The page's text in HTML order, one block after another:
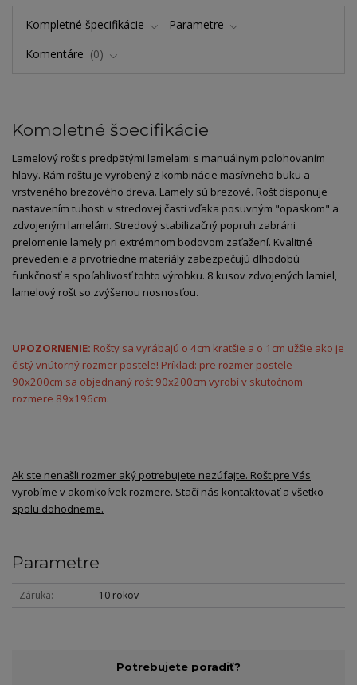
Kompletné špecifikácie
Parametre
Komentáre
0
Kompletné špecifikácie
Lamelový rošt s predpätými lamelami s manuálnym polohovaním
hlavy. Rám roštu je vyrobený z kombinácie masívneho buku a
vrstveného brezového dreva. Lamely sú brezové. Rošt disponuje
nastavením tuhosti v stredovej časti vďaka posuvným "opaskom" a
zdvojeným lamelám. Stredový stabilizačný popruh zabráni
prelomenie lamely pri extrémnom bodovom zaťažení. Kvalitné
prevedenie a prvotriedne materiály zabezpečujú dlhodobú
funkčnosť a spoľahlivosť tohto výrobku. 8 kusov zdvojených lamiel,
lamelový rošt so zvýšenou nosnosťou.
UPOZORNENIE: Rošty sa vyrábajú o 4cm kratšie a o 1cm užšie ako je
čistý vnútorný rozmer postele! Príklad: pre rozmer postele
90x200cm sa objednaný rošt 90x200cm vyrobí v skutočnom
rozmere 89x196cm.
Ak ste nenašli rozmer aký potrebujete nezúfajte. Rošt pre Vás
vyrobíme v akomkoľvek rozmere. Stačí nás kontaktovať a všetko
spolu dohodneme.
Parametre
Záruka 10 rokov
Potrebujete poradiť?